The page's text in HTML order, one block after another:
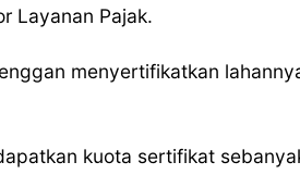
Layanan Pajak.
menyertifikatkan
kuota sertifikat